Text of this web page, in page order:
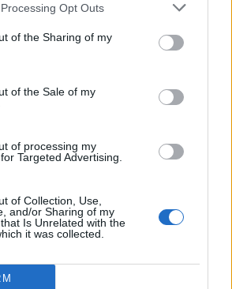
Opt Outs
of the Sharing of my
of the Sale of my
of processing my
Targeted Advertising.
of Collection, Use,
and/or Sharing of my
Is Unrelated with the
it was collected.
με 40 δενδρύλλια κάνναβης
Ταΰγετο – Συνελήφθη